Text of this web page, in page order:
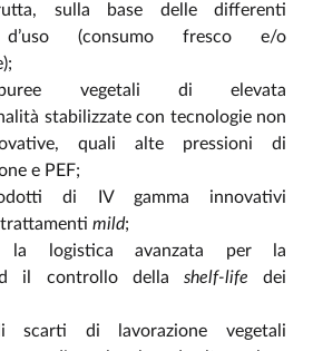
sulla base delle differenti
d’uso (consumo fresco e/o
vegetali di elevata
stabilizzate con tecnologie non
quali alte pressioni di
e PEF;
di IV gamma innovativi
mild;
la logistica avanzata per la
il controllo della shelf-lifedei
scarti di lavorazione vegetali